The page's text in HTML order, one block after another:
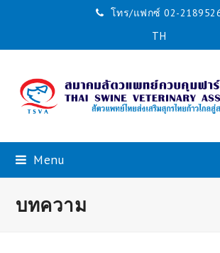
โทร/แฟกซ์ 02-
TH
Menu
บทความ